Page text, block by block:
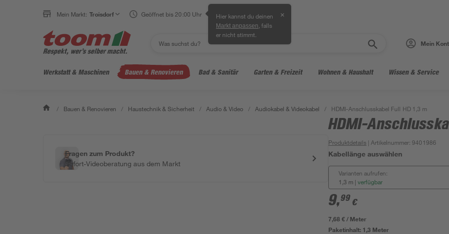
Mein Markt: Troisdorf Geöffnet bis 20:00 Uhr Hier kannst du deinen
Markt anpassen , falls
er nicht stimmt.
✕
Mein
Werkstatt & Maschinen Bauen & Renovieren Bad & Sanitär Garten & Freizeit Wohnen & Haushalt Wissen & Service
/ Bauen & Renovieren / Haustechnik & Sicherheit / Audio & Video / Audiokabel & Videokabel / HDMI-Anschlusskabel Full HD 1,3 m
Fragen zum Produkt?
Sofort-Videoberatung aus dem Markt
HDMI-
Produktdetails | Artikelnummer:9401986
Kabellänge auswählen
Varianten aufrufen:
1,3 m | verfügbar
9,99 €
7,68 € / Meter
Paketinhalt: 1,3 Meter